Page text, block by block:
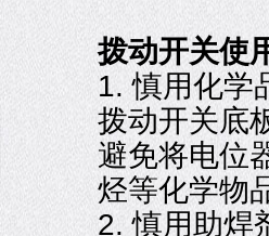
拨动开关使
1. 慎用化学
拨动开关底
避免将电位
烃等化学物
2. 慎用助焊